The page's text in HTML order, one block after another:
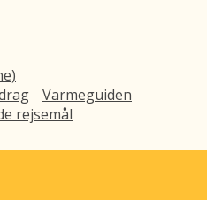
Varmeguiden
rejsemål